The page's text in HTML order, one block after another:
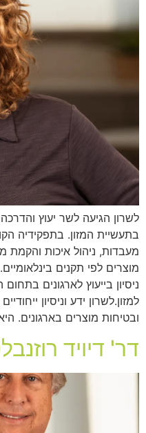
לשרון הגיעה לשר יעוץ
בתעשיית המזון. בתפקידיה
מעבדות, ניהול איכות והקמת
ניסיון בייעוץ לארגונים
למזון.לשרון ידע וניסיון
ובטיחות מוצרים בארגונים.
דר' דיויד